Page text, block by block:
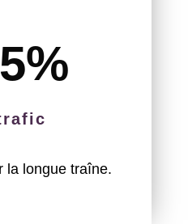
%
la longue traîne.